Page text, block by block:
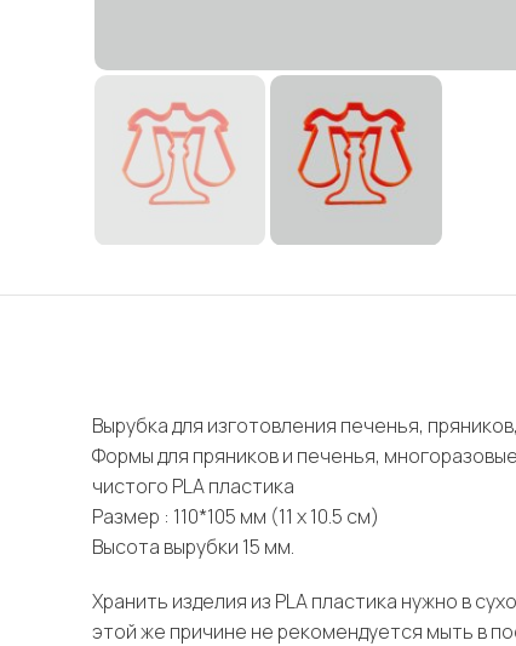
Вырубка для изготовления печенья,
Формы для пряников и печенья,
чистого PLA пластика
Размер : 110*105 мм (11 х 10.5 см)
Высота вырубки 15 мм.
Хранить изделия из PLA пластика нужно в
этой же причине не рекомендуется мыть в